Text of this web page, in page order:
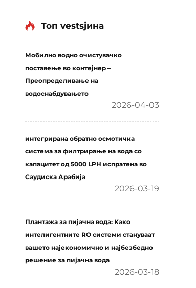
Топ vestsјина
Мобилно водно очистувачко
поставење во контејнер –
Преопределивање на
водоснабдувањето
2026-04-03
интегрирана обратно осмотичка
система за филтрирање на вода со
капацитет од 5000 LPH испратена во
Саудиска Арабија
2026-03-19
Плантажа за пијачна вода: Како
интелигентните RO системи стануваат
вашето најекономично и најбезбедно
решение за пијачна вода
2026-03-18